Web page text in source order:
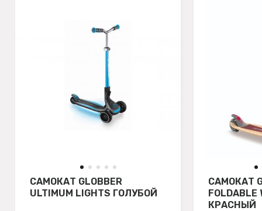
САМОКАТ GLOBBER
ULTIMUM LIGHTS ГОЛУБОЙ
САМОКАТ
FOLDABLE
КРАСНЫЙ